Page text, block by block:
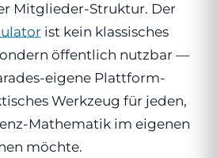
Mitglieder-Struktur. Der
ist kein klassisches
öffentlich nutzbar —
eigene Plattform-
Werkzeug für jeden,
Mathematik im eigenen
möchte.